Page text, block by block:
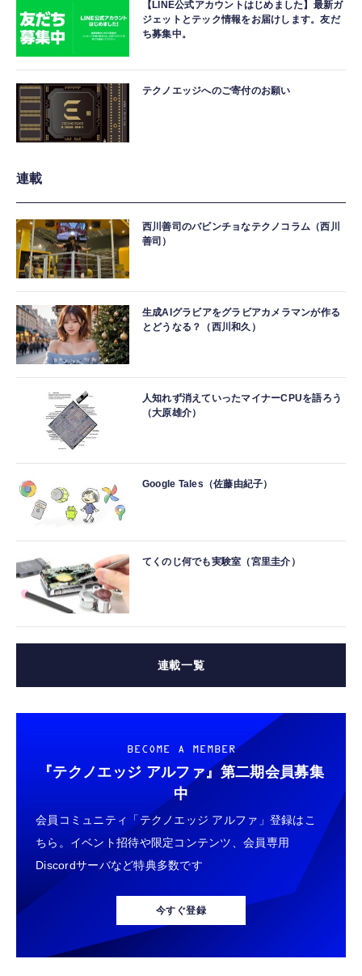
【LINE公式アカウントはじめました】最新ガ
ジェットとテック情報をお届けします。友だ
ち募集中。
テクノエッジへのご寄付のお願い
連載
西川善司のバビンチョなテクノコラム（西川
善司）
生成AIグラビアをグラビアカメラマンが作る
とどうなる？（西川和久）
人知れず消えていったマイナーCPUを語ろう
（大原雄介）
Google Tales（佐藤由紀子）
てくのじ何でも実験室（宮里圭介）
連載一覧
BECOME A MEMBER
『テクノエッジ アルファ』 第二期会員募集
中
会員コミュニティ「テクノエッジ アルファ」登録はこ
ちら。イベント招待や限定コンテンツ、会員専用
Discordサーバなど特典多数です
今すぐ登録